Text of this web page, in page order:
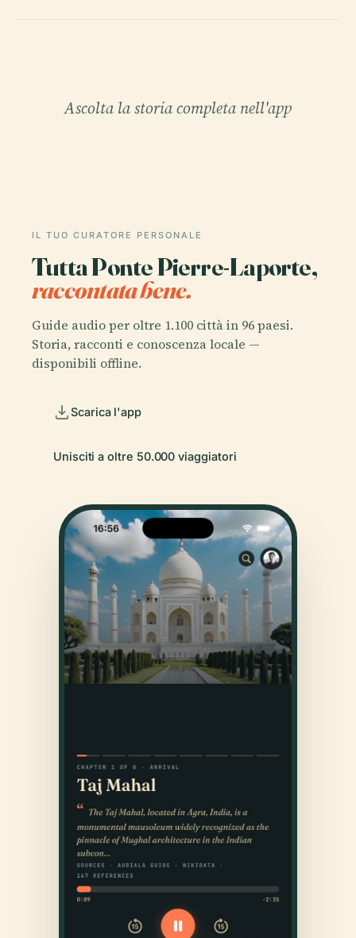
Ascolta la storia completa nell'app
IL TUO CURATORE PERSONALE
Tutta Ponte Pierre-Laporte,
raccontata bene.
Guide audio per oltre 1.100 città in 96 paesi.
Storia, racconti e conoscenza locale —
disponibili offline.
Scarica l'app
Unisciti a oltre 50.000 viaggiatori